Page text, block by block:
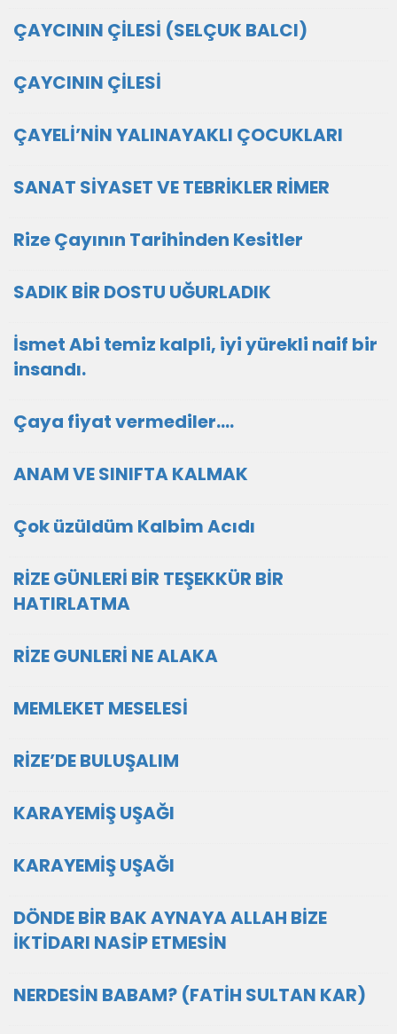
ÇAYCININ ÇİLESİ (SELÇUK BALCI)
ÇAYCININ ÇİLESİ
ÇAYELİ’NİN YALINAYAKLI ÇOCUKLARI
SANAT SİYASET VE TEBRİKLER RİMER
Rize Çayının Tarihinden Kesitler
SADIK BİR DOSTU UĞURLADIK
İsmet Abi temiz kalpli, iyi yürekli naif bir
insandı.
Çaya fiyat vermediler....
ANAM VE SINIFTA KALMAK
Çok üzüldüm Kalbim Acıdı
RİZE GÜNLERİ BİR TEŞEKKÜR BİR
HATIRLATMA
RİZE GUNLERİ NE ALAKA
MEMLEKET MESELESİ
RİZE’DE BULUŞALIM
KARAYEMİŞ UŞAĞI
KARAYEMİŞ UŞAĞI
DÖNDE BİR BAK AYNAYA ALLAH BİZE
İKTİDARI NASİP ETMESİN
NERDESİN BABAM? (FATİH SULTAN KAR)